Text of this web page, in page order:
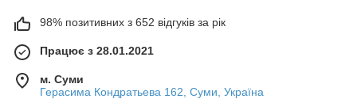
98% позитивних з 652 відгуків за рік
Працює з 28.01.2021
м. Суми
Герасима Кондратьева 162, Суми, Україна